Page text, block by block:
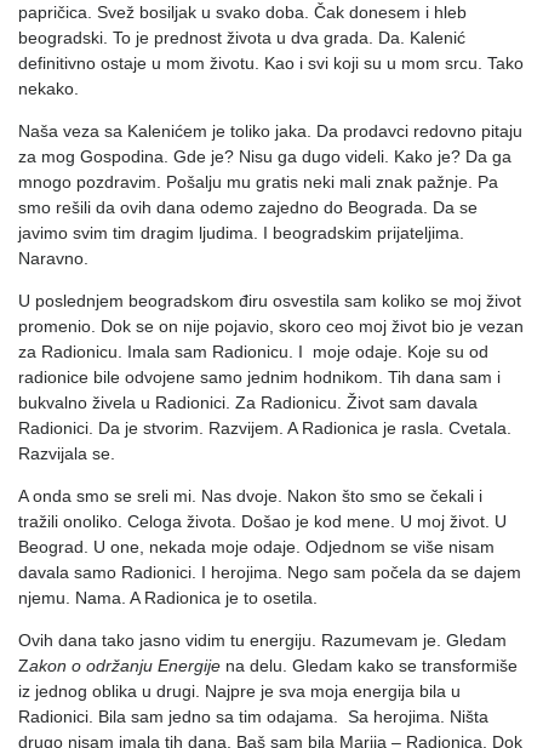
papričica. Svež bosiljak u svako doba. Čak donesem i hleb
beogradski. To je prednost života u dva grada. Da. Kalenić
definitivno ostaje u mom životu. Kao i svi koji su u mom srcu. Tako
nekako.
Naša veza sa Kalenićem je toliko jaka. Da prodavci redovno pitaju
za mog Gospodina. Gde je? Nisu ga dugo videli. Kako je? Da ga
mnogo pozdravim. Pošalju mu gratis neki mali znak pažnje. Pa
smo rešili da ovih dana odemo zajedno do Beograda. Da se
javimo svim tim dragim ljudima. I beogradskim prijateljima.
Naravno.
U poslednjem beogradskom điru osvestila sam koliko se moj život
promenio. Dok se on nije pojavio, skoro ceo moj život bio je vezan
za Radionicu. Imala sam Radionicu. I moje odaje. Koje su od
radionice bile odvojene samo jednim hodnikom. Tih dana sam i
bukvalno živela u Radionici. Za Radionicu. Život sam davala
Radionici. Da je stvorim. Razvijem. A Radionica je rasla. Cvetala.
Razvijala se.
A onda smo se sreli mi. Nas dvoje. Nakon što smo se čekali i
tražili onoliko. Celoga života. Došao je kod mene. U moj život. U
Beograd. U one, nekada moje odaje. Odjednom se više nisam
davala samo Radionici. I herojima. Nego sam počela da se dajem
njemu. Nama. A Radionica je to osetila.
Ovih dana tako jasno vidim tu energiju. Razumevam je. Gledam
Zakon o održanju Energije na delu. Gledam kako se transformiše
iz jednog oblika u drugi. Najpre je sva moja energija bila u
Radionici. Bila sam jedno sa tim odajama. Sa herojima. Ništa
drugo nisam imala tih dana. Baš sam bila Marija – Radionica. Dok